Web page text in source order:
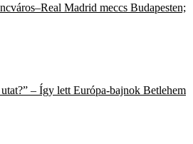
Madrid meccs Budapesten;
– Így lett Európa-bajnok Betlehem